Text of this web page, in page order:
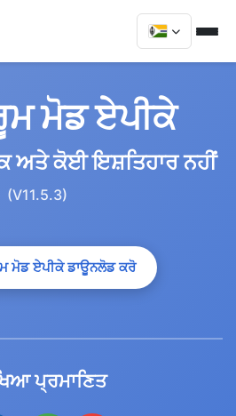
ਮੋਡ ਏਪੀਕੇ
ਅਤੇ ਕੋਈ ਇਸ਼ਤਿਹਾਰ ਨਹੀਂ
(V11.5.3)
ਮੋਡ ਏਪੀਕੇ ਡਾਊਨਲੋਡ ਕਰੋ
ਪ੍ਰਮਾਣਿਤ